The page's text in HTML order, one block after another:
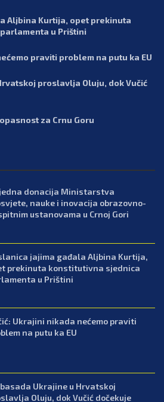
Aljbina Kurtija, opet prekinuta
u Prištini
praviti problem na putu ka EU
proslavlja Oluju, dok Vučić
za Crnu Goru
donacija Ministarstva
nauke i inovacija obrazovno-
ustanovama u Crnoj Gori
jajima gađala Aljbina Kurtija,
prekinuta konstitutivna sjednica
u Prištini
Ukrajini nikada nećemo praviti
na putu ka EU
Ukrajine u Hrvatskoj
Oluju, dok Vučić dočekuje